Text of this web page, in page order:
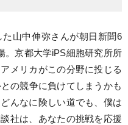
山中伸弥さんが朝日新聞6
。京都大学iPS細胞研究所所
メリカがこの分野に投じる
の競争に負けてしまうかも
んなに険しい道でも、僕は
社は、あなたの挑戦を応援